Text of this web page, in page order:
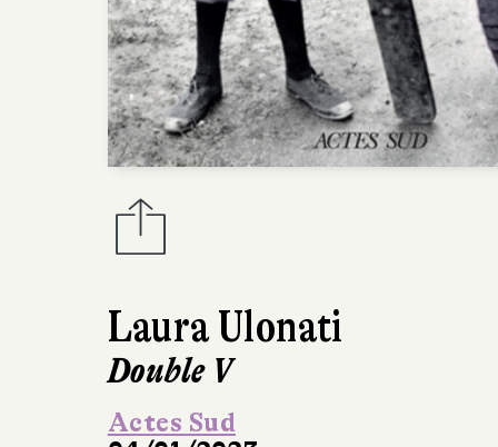
Laura Ulonati
Double V
Actes Sud